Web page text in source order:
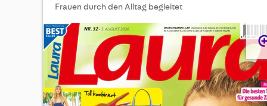
Frauen durch den Alltag begleitet
Skip
to
the
end
of
the
images